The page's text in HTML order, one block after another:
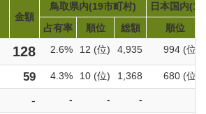
金額
鳥取県内(19市町村)
日本国内
占有率
順位 総額
順位
128 2.6% 12 (位) 4,935 994 (位)
59 4.3% 10 (位) 1,368 680 (位)
- - - -